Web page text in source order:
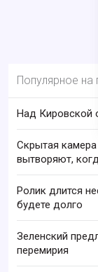
Популярное на
Над Кировской
Скрытая
вытворяют,
Ролик длится
будете долго
Зеленский
перемирия